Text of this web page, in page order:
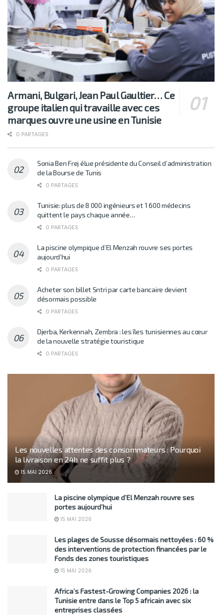
Armani, Bulgari, Jean Paul Gaultier… Ce
groupe italien qui travaille avec ces
marques ouvre une usine en Tunisie
0 PARTAGES
Sonia Ben Frej élue présidente du Conseil d’administration
de la Bourse de Tunis
0 PARTAGES
Tunisie: plus de 8 000 ingénieurs et 1 600 médecins
quittent le pays chaque année…
0 PARTAGES
La piscine olympique d’El Menzah rouvre ses portes
aujourd’hui
0 PARTAGES
Acheter son billet Sntri par carte bancaire devient
désormais possible
0 PARTAGES
Djerba, Kerkennah, Zembra : les îles tunisiennes au cœur
de la nouvelle stratégie touristique
0 PARTAGES
Les nouvelles attentes des consommateurs : Pourquoi
la livraison en 24h ne suffit plus ?
15 MAI 2026
La piscine olympique d’El Menzah rouvre ses
portes aujourd’hui
15 MAI 2026
Les plages de Sousse désormais nettoyées : 60 %
des interventions de protection financées par le
Fonds des zones touristiques
15 MAI 2026
Africa’s Fastest-Growing Companies 2026 : la
Tunisie entre dans le Top 5 africain avec six
entreprises classées